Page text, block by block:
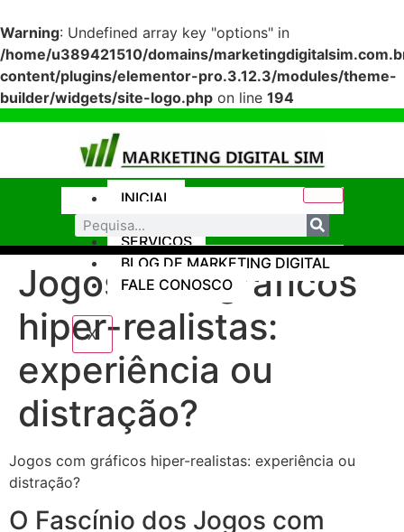
Warning: Undefined array key "options" in
/home/u389421510/domains/
content/plugins/elementor-pro.3.12.3/modules/theme-
builder/widgets/site-logo.php on line 194
INICIAL
SITES
SERVIÇOS
BLOG DE MARKETING DIGITAL
FALE CONOSCO
X
Jogos com gráficos
hiper-realistas:
experiência ou
distração?
Jogos com gráficos hiper-realistas: experiência ou
distração?
O Fascínio dos Jogos com